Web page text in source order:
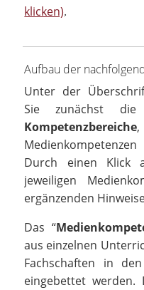
klicken).
Aufbau der
Unter der
Sie zunächst die
Kompetenzbereiche
Durch einen Klick
jeweiligen
ergänzenden
Das “
aus einzelnen
Fachschaften in
eingebettet werden.